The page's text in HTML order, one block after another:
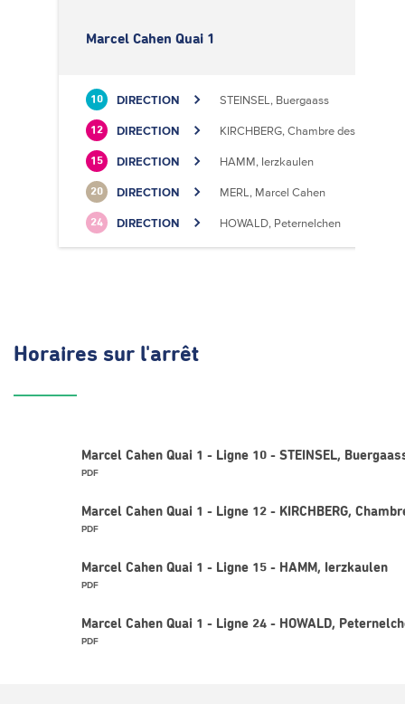
Marcel Cahen Quai 1
10 DIRECTION STEINSEL, Buergaass
12 DIRECTION KIRCHBERG, Chambre des Métiers
15 DIRECTION HAMM, Ierzkaulen
20 DIRECTION MERL, Marcel Cahen
24 DIRECTION HOWALD, Peternelchen
Horaires sur l'arrêt
Marcel Cahen Quai 1 - Ligne 10 - STEINSEL,
PDF
Marcel Cahen Quai 1 - Ligne 12 - KIRCHBERG,
PDF
Marcel Cahen Quai 1 - Ligne 15 - HAMM, Ierzkaulen
PDF
Marcel Cahen Quai 1 - Ligne 24 - HOWALD,
PDF